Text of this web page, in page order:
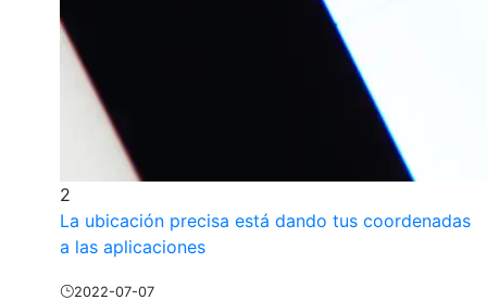
2
La ubicación precisa está dando tus coordenadas
a las aplicaciones
2022-07-07